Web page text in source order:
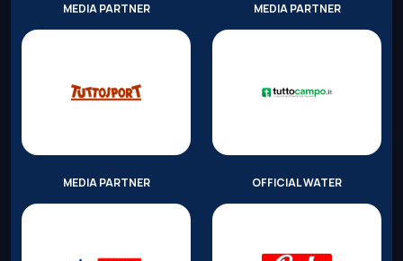
MEDIA PARTNER MEDIA PARTNER
MEDIA PARTNER OFFICIAL WATER